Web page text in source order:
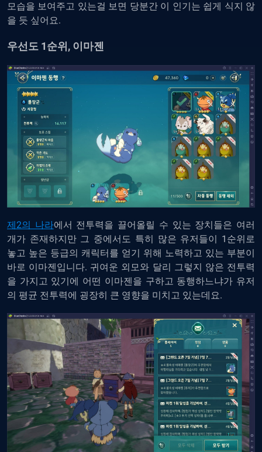
모습을 보여주고 있는걸 보면 당분간 이 인기는 쉽게 식지 않
을 듯 싶어요.
우선도 1순위, 이마젠
제2의 나라에서 전투력을 끌어올릴 수 있는 장치들은 여러
개가 존재하지만 그 중에서도 특히 많은 유저들이 1순위로
놓고 높은 등급의 캐릭터를 얻기 위해 노력하고 있는 부분이
바로 이마젠입니다. 귀여운 외모와 달리 그렇지 않은 전투력
을 가지고 있기에 어떤 이마젠을 구하고 동행하느냐가 유저
의 평균 전투력에 굉장히 큰 영향을 미치고 있는데요.